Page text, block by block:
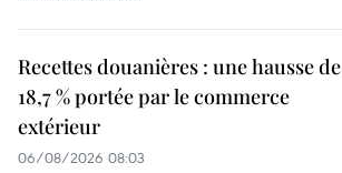
Recettes douanières : une hausse de
18,7 % portée par le commerce
extérieur
06/08/2026 08:03